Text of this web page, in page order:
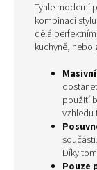
Tyhle moderní
kombinaci
dělá
kuchyně, nebo
použití
vzhledu
Díky
Pouze